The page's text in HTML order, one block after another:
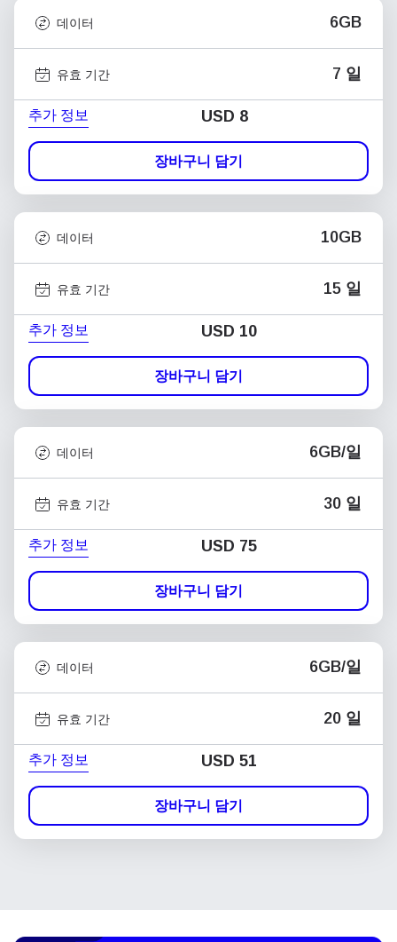
데이터 6GB
유효 기간 7 일
추가 정보 USD 8
장바구니 담기
데이터 10GB
유효 기간 15 일
추가 정보 USD 10
장바구니 담기
데이터 6GB/일
유효 기간 30 일
추가 정보 USD 75
장바구니 담기
데이터 6GB/일
유효 기간 20 일
추가 정보 USD 51
장바구니 담기